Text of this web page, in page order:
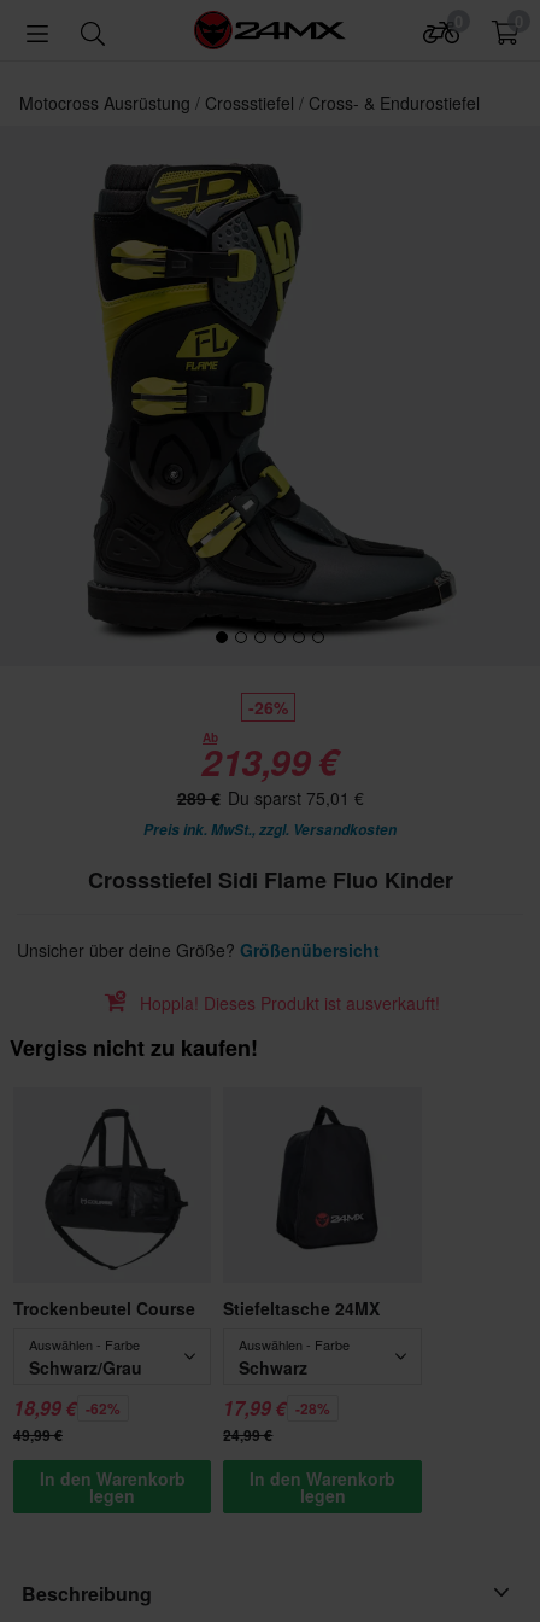
Motocross Ausrüstung Crossstiefel Cross- & Endurostiefel
-26%
Ab
213,99 €
289 € Du sparst 75,01 €
Preis ink. MwSt., zzgl. Versandkosten
Crossstiefel Sidi Flame Fluo Kinder
Unsicher über deine Größe? Größenübersicht
Hoppla! Dieses Produkt ist ausverkauft!
Vergiss nicht zu kaufen!
Trockenbeutel Course
Auswählen - Farbe
Schwarz/Grau
18,99 € -62%
49,99 €
In den Warenkorb
legen
Stiefeltasche 24MX
Auswählen - Farbe
Schwarz
17,99 € -28%
24,99 €
In den Warenkorb
legen
Beschreibung